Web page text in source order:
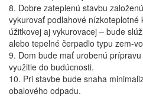
8. Dobre zateplenú stavbu
vykurovať podlahové nízkoteplotné
úžitkovej aj vykurovacej – bude
alebo tepelné čerpadlo typu zem-
9. Dom bude mať urobenú
využitie do budúcnosti.
10. Pri stavbe bude snaha
obalového odpadu.